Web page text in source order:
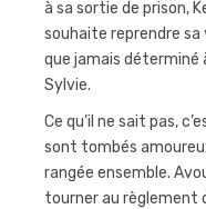
à sa sortie de prison,
souhaite reprendre sa
que jamais déterminé
Sylvie.
Ce qu’il ne sait pas,
sont tombés
rangée ensemble.
tourner au règlement